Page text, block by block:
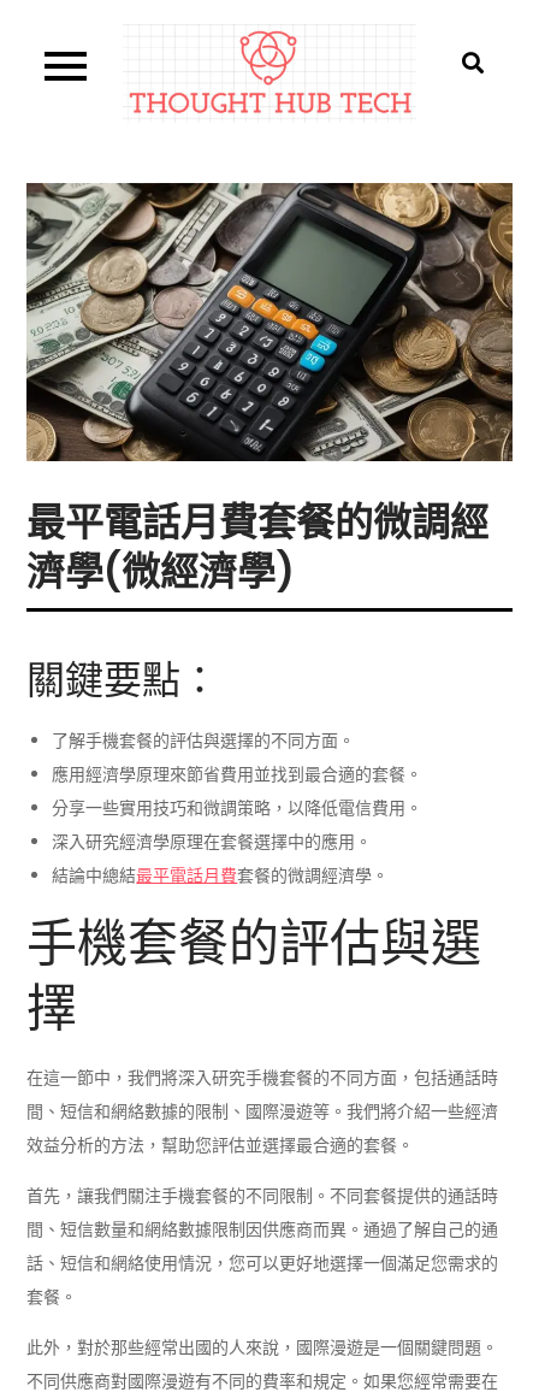
content
最平電話月費套餐的微調經
濟學(微經濟學)
關鍵要點：
了解手機套餐的評估與選擇的不同方面。
應用經濟學原理來節省費用並找到最合適的套餐。
分享一些實用技巧和微調策略，以降低電信費用。
深入研究經濟學原理在套餐選擇中的應用。
結論中總結最平電話月費套餐的微調經濟學。
手機套餐的評估與選
擇
在這一節中，我們將深入研究手機套餐的不同方面，包括通話時
間、短信和網絡數據的限制、國際漫遊等。我們將介紹一些經濟
效益分析的方法，幫助您評估並選擇最合適的套餐。
首先，讓我們關注手機套餐的不同限制。不同套餐提供的通話時
間、短信數量和網絡數據限制因供應商而異。通過了解自己的通
話、短信和網絡使用情況，您可以更好地選擇一個滿足您需求的
套餐。
此外，對於那些經常出國的人來說，國際漫遊是一個關鍵問題。
不同供應商對國際漫遊有不同的費率和規定。如果您經常需要在